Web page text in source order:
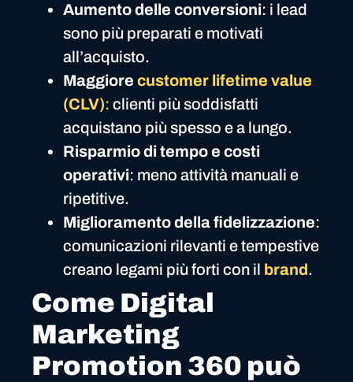
Aumento delle conversioni: i lead
sono più preparati e motivati
all’acquisto.
Maggiore customer lifetime value
(CLV): clienti più soddisfatti
acquistano più spesso e a lungo.
Risparmio di tempo e costi
operativi: meno attività manuali e
ripetitive.
Miglioramento della fidelizzazione:
comunicazioni rilevanti e tempestive
creano legami più forti con il brand.
Come Digital
Marketing
Promotion 360 può